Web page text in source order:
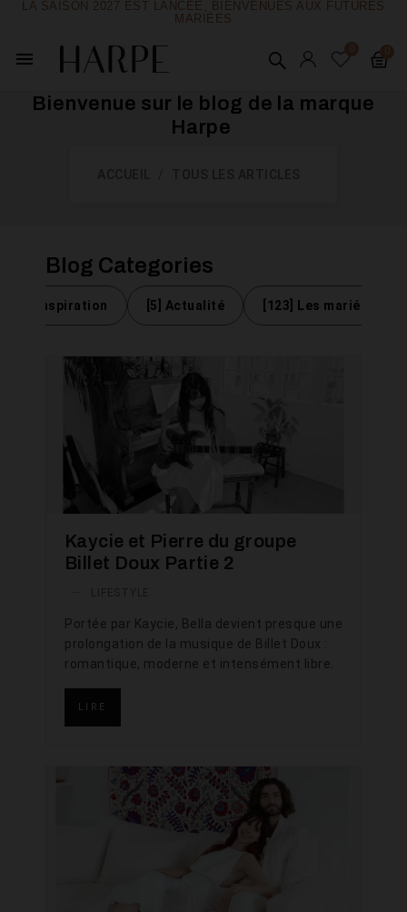
LA SAISON 2027 EST LANCÉE, BIENVENUES AUX FUTURES
MARIÉES
menu
Bienvenue sur le blog de la marque
Harpe ​
Blog Categories
[15] Inspiration [5] Actualité [123] Les mariées
Kaycie et Pierre du groupe
Billet Doux Partie 2
Portée par Kaycie, Bella devient presque une
prolongation de la musique de Billet Doux :
romantique, moderne et intensément libre.
LIRE